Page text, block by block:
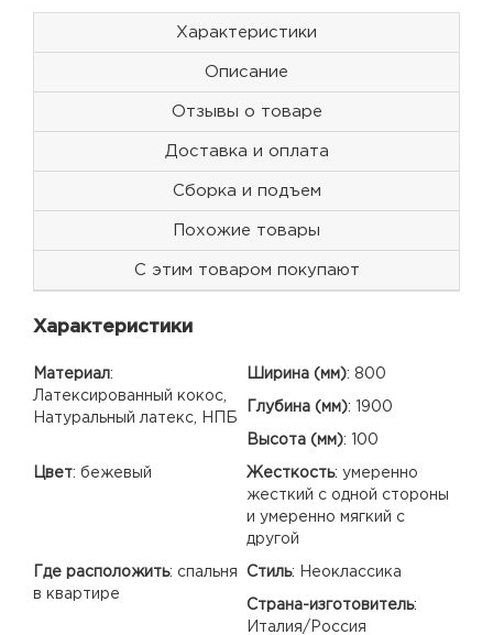
Характеристики
Описание
Отзывы о товаре
Доставка и оплата
Сборка и подъем
Похожие товары
С этим товаром покупают
Характеристики
Материал:
Латексированный кокос,
Натуральный латекс, НПБ
Ширина (мм): 800
Глубина (мм): 1900
Высота (мм): 100
Цвет: бежевый Жесткость: умеренно
жесткий с одной стороны
и умеренно мягкий с
другой
Где расположить: спальня
в квартире
Стиль: Неоклассика
Страна-изготовитель:
Италия/Россия